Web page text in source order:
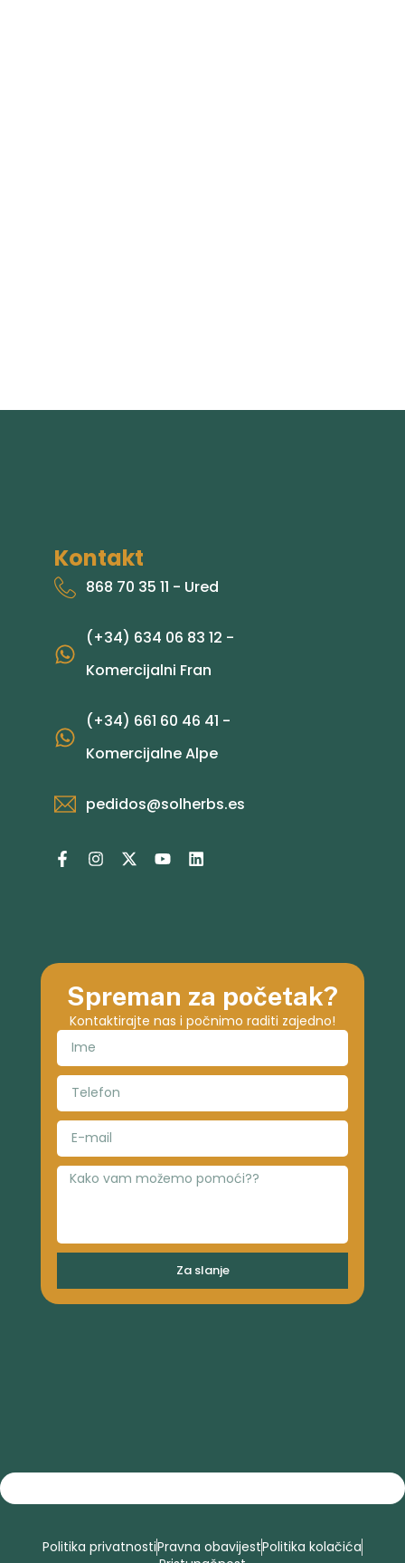
Kontakt
868 70 35 11 - Ured
(+34) 634 06 83 12 -
Komercijalni Fran
(+34) 661 60 46 41 -
Komercijalne Alpe
pedidos@solherbs.es
Spreman za početak?
Kontaktirajte nas i počnimo raditi zajedno!
Za slanje
Politika privatnostiPravna obavijestPolitika kolačića